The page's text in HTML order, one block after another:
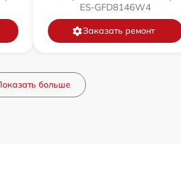
ES-GFD8146W4
Заказать ремонт
больше